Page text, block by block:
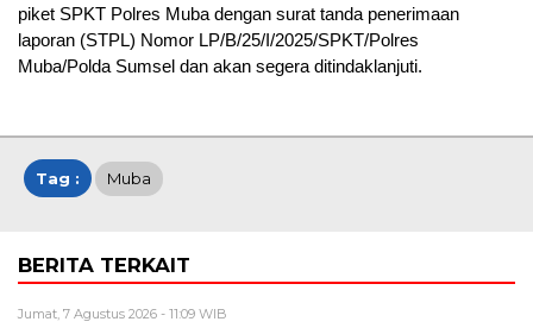
piket SPKT Polres Muba dengan surat tanda penerimaan
laporan (STPL) Nomor LP/B/25/I/2025/SPKT/Polres
Muba/Polda Sumsel dan akan segera ditindaklanjuti.
Tag : Muba
BERITA TERKAIT
Jumat, 7 Agustus 2026 - 11:09 WIB